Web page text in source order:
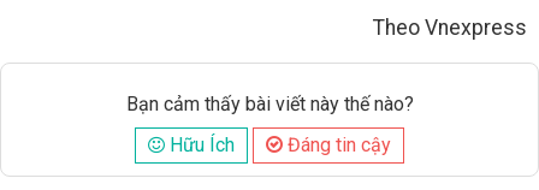
Theo Vnexpress
Bạn cảm thấy bài viết này thế nào?
Hữu Ích
Đáng tin cậy